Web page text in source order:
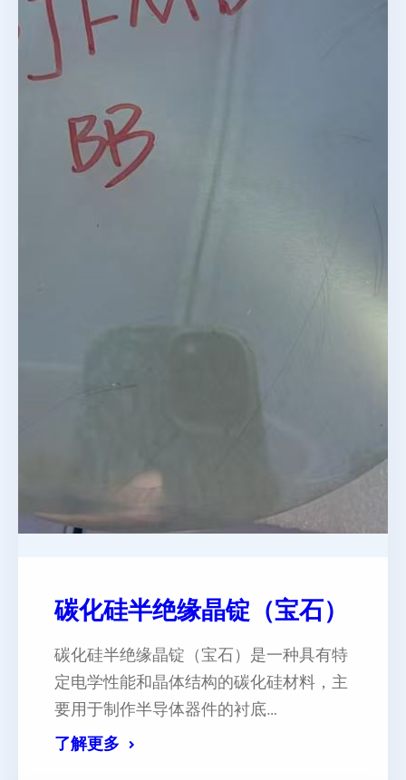
碳化硅半绝缘晶锭（宝⽯）
碳化硅半绝缘晶锭（宝石）是一种具有特
定电学性能和晶体结构的碳化硅材料，主
要用于制作半导体器件的衬底…
了解更多